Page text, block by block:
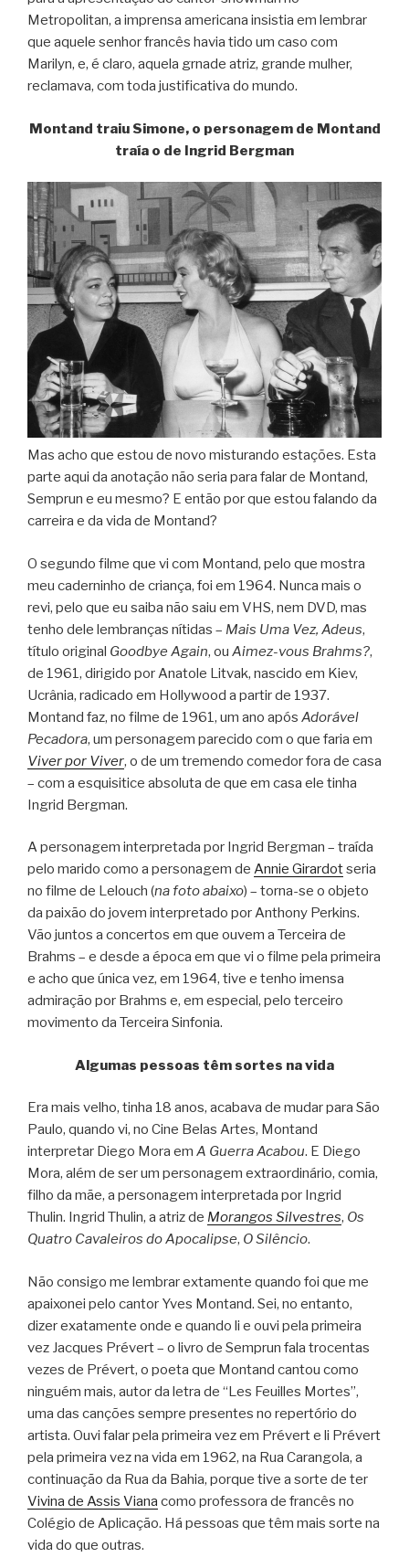
Metropolitan, a imprensa americana insistia em lembrar
que aquele senhor francês havia tido um caso com
Marilyn, e, é claro, aquela grnade atriz, grande mulher,
reclamava, com toda justificativa do mundo.
Montand traiu Simone, o personagem de Montand
traía o de Ingrid Bergman
Mas acho que estou de novo misturando estações. Esta
parte aqui da anotação não seria para falar de Montand,
Semprun e eu mesmo? E então por que estou falando da
carreira e da vida de Montand?
O segundo filme que vi com Montand, pelo que mostra
meu caderninho de criança, foi em 1964. Nunca mais o
revi, pelo que eu saiba não saiu em VHS, nem DVD, mas
tenho dele lembranças nítidas – Mais Uma Vez, Adeus,
título original Goodbye Again, ou Aimez-vous Brahms?,
de 1961, dirigido por Anatole Litvak, nascido em Kiev,
Ucrânia, radicado em Hollywood a partir de 1937.
Montand faz, no filme de 1961, um ano após Adorável
Pecadora, um personagem parecido com o que faria em
Viver por Viver, o de um tremendo comedor fora de casa
– com a esquisitice absoluta de que em casa ele tinha
Ingrid Bergman.
A personagem interpretada por Ingrid Bergman – traída
pelo marido como a personagem de Annie Girardotseria
no filme de Lelouch (na foto abaixo) – torna-se o objeto
da paixão do jovem interpretado por Anthony Perkins.
Vão juntos a concertos em que ouvem a Terceira de
Brahms – e desde a época em que vi o filme pela primeira
e acho que única vez, em 1964, tive e tenho imensa
admiração por Brahms e, em especial, pelo terceiro
movimento da Terceira Sinfonia.
Algumas pessoas têm sortes na vida
Era mais velho, tinha 18 anos, acabava de mudar para São
Paulo, quando vi, no Cine Belas Artes, Montand
interpretar Diego Mora em A Guerra Acabou. E Diego
Mora, além de ser um personagem extraordinário, comia,
filho da mãe, a personagem interpretada por Ingrid
Thulin. Ingrid Thulin, a atriz de Morangos Silvestres, Os
Quatro Cavaleiros do Apocalipse, O Silêncio.
Não consigo me lembrar extamente quando foi que me
apaixonei pelo cantor Yves Montand. Sei, no entanto,
dizer exatamente onde e quando li e ouvi pela primeira
vez Jacques Prévert – o livro de Semprun fala trocentas
vezes de Prévert, o poeta que Montand cantou como
ninguém mais, autor da letra de “Les Feuilles Mortes”,
uma das canções sempre presentes no repertório do
artista. Ouvi falar pela primeira vez em Prévert e li Prévert
pela primeira vez na vida em 1962, na Rua Carangola, a
continuação da Rua da Bahia, porque tive a sorte de ter
Vivina de Assis Viana como professora de francês no
Colégio de Aplicação. Há pessoas que têm mais sorte na
vida do que outras.